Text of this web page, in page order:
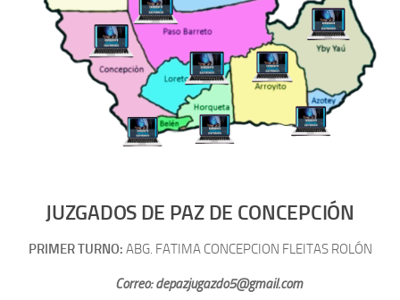
JUZGADOS DE PAZ DE CONCEPCIÓN
PRIMER TURNO: ABG. FATIMA CONCEPCION FLEITAS ROLÓN
Correo: depazjugazdo5@gmail.com